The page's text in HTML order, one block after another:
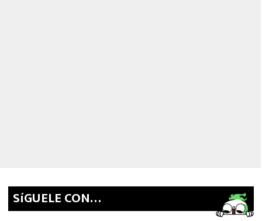
SíGUELE CON…